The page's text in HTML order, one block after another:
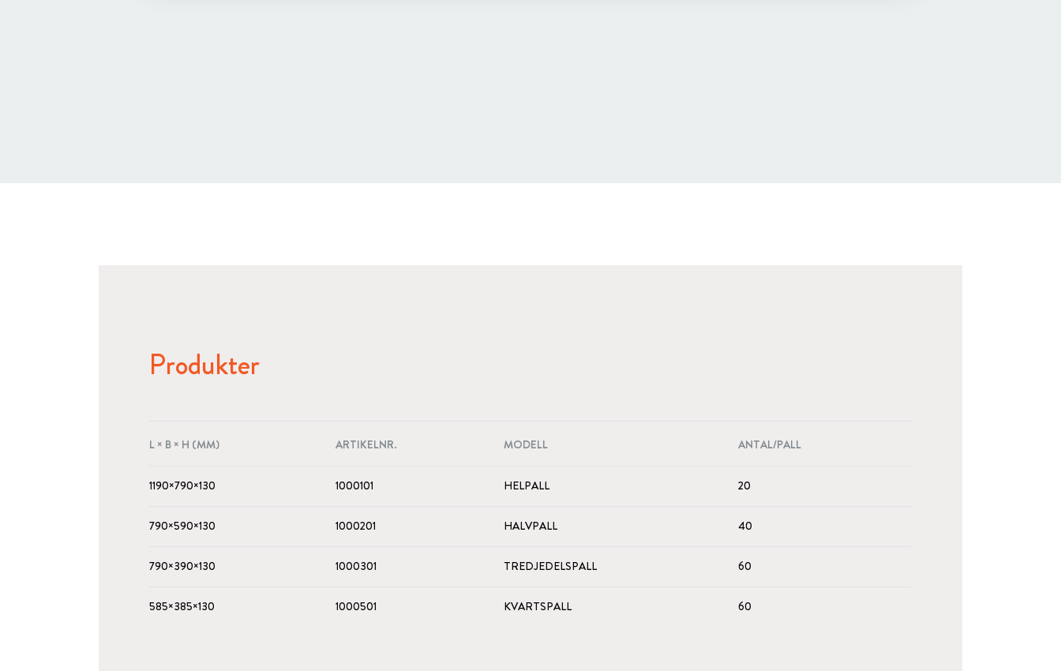
Produkter
L × B × H (MM) ARTIKELNR. MODELL ANTAL/PALL
1190×790×130 1000101 HELPALL 20
790×590×130 1000201 HALVPALL 40
790×390×130 1000301 TREDJEDELSPALL 60
585×385×130 1000501 KVARTSPALL 60